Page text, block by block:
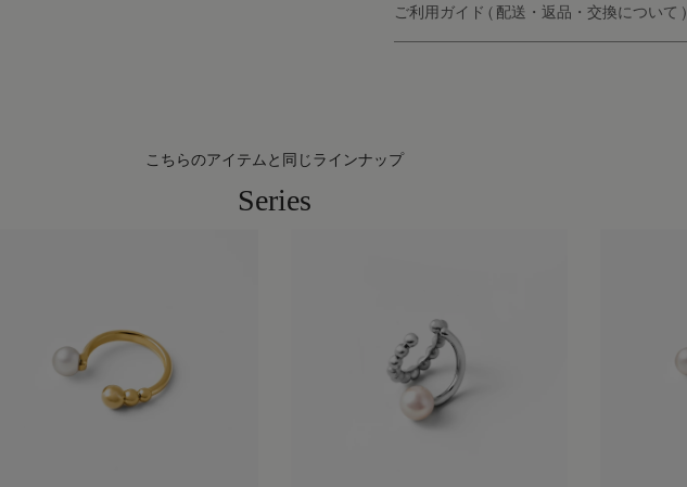
ご利用ガイド ( 配送・返品・交換について )
こちらのアイテムと同じラインナップ
Series